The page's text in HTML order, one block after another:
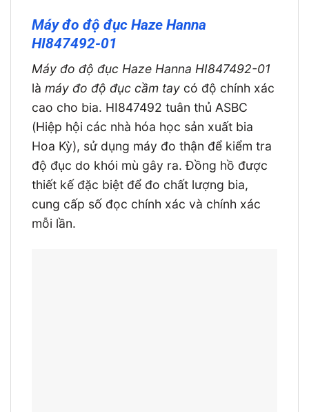
Máy đo độ đục Haze Hanna
HI847492-01
Máy đo độ đục Haze Hanna HI847492-01
là máy đo độ đục cầm tay có độ chính xác
cao cho bia. HI847492 tuân thủ ASBC
(Hiệp hội các nhà hóa học sản xuất bia
Hoa Kỳ), sử dụng máy đo thận để kiểm tra
độ đục do khói mù gây ra. Đồng hồ được
thiết kế đặc biệt để đo chất lượng bia,
cung cấp số đọc chính xác và chính xác
mỗi lần.